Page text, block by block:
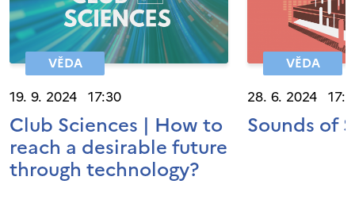
VĚDA
19. 9. 2024 17:30
Club Sciences | How to
reach a desirable future
through technology?
VĚDA
28. 6. 2024
Sounds of